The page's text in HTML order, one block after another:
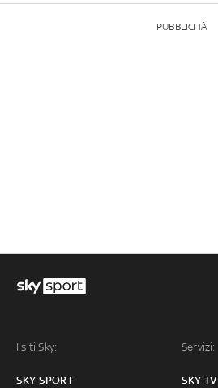
PUBBLICITÀ
I siti Sky:
SKY SPORT
Servizi:
SKY TV